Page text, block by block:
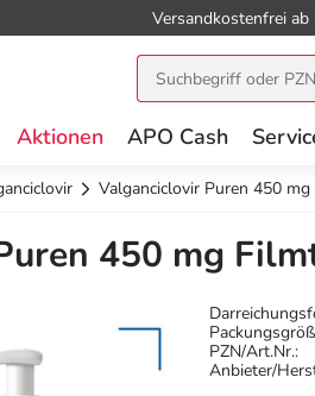
Versandkostenfrei
Aktionen APO Cash
Valganciclovir Puren 450
450 mg
PZN/Art.Nr.:
Anbieter/